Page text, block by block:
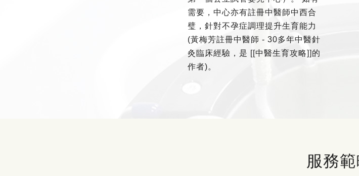
需要，中心亦有註冊中醫師中西合
璧，針對不孕症調理提升生育能力
(黃梅芳註冊中醫師 - 30多年中醫針
灸臨床經驗，是 [[中醫生育攻略]]的
作者)。
服務